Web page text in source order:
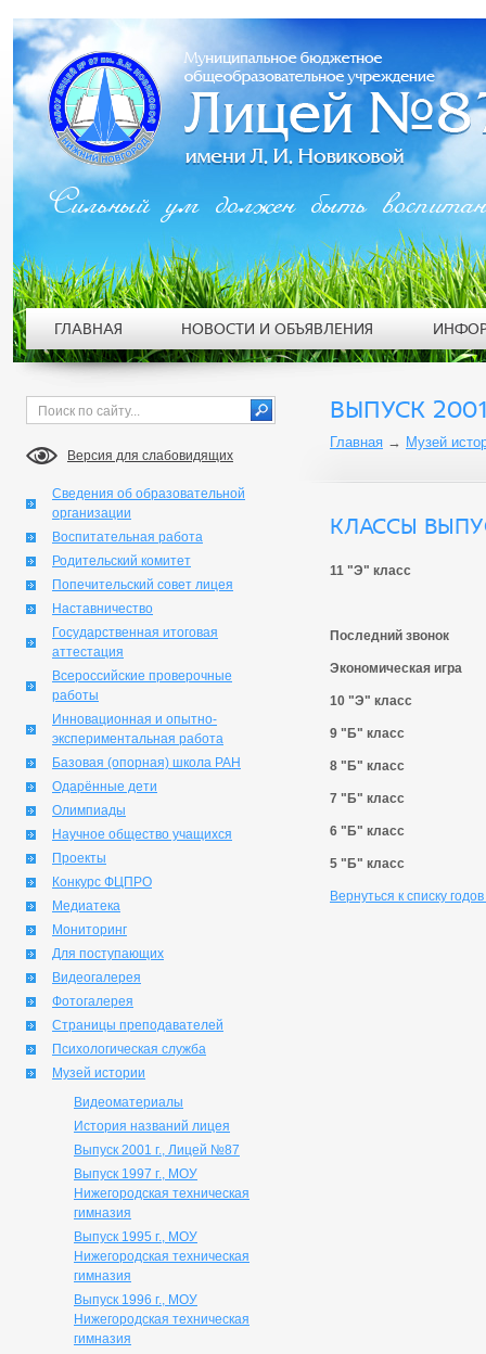
Версия для слабовидящих
Сведения об образовательной
организации
Воспитательная работа
Родительский комитет
Попечительский совет лицея
Наставничество
Государственная итоговая
аттестация
Всероссийские проверочные
работы
Инновационная и опытно-
экспериментальная работа
Базовая (опорная) школа РАН
Одарённые дети
Олимпиады
Научное общество учащихся
Проекты
Конкурс ФЦПРО
Медиатека
Мониторинг
Для поступающих
Видеогалерея
Фотогалерея
Страницы преподавателей
Психологическая служба
Музей истории
Видеоматериалы
История названий лицея
Выпуск 2001 г., Лицей №87
Выпуск 1997 г., МОУ
Нижегородская техническая
гимназия
Выпуск 1995 г., МОУ
Нижегородская техническая
гимназия
Выпуск 1996 г., МОУ
Нижегородская техническая
гимназия
ВЫПУСК
Главная → Музей
Классы
11 "Э" класс
Последний звонок
Экономическая игра
10 "Э" класс
9 "Б" класс
8 "Б" класс
7 "Б" класс
6 "Б" класс
5 "Б" класс
Вернуться к списку
Сильный ум должен быть
ГЛАВНАЯ НОВОСТИ И ОБЪЯВЛЕНИЯ